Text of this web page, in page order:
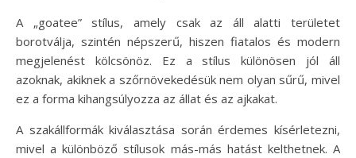
A „goatee” stílus, amely csak az áll alatti területet
borotválja, szintén népszerű, hiszen fiatalos és modern
megjelenést kölcsönöz. Ez a stílus különösen jól áll
azoknak, akiknek a szőrnövekedésük nem olyan sűrű, mivel
ez a forma kihangsúlyozza az állat és az ajkakat.
A szakállformák kiválasztása során érdemes kísérletezni,
mivel a különböző stílusok más-más hatást kelthetnek. A